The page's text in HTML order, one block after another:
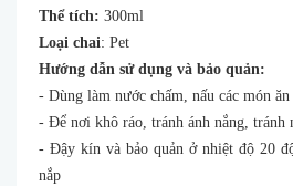
Thể tích: 300ml
Loại chai: Pet
Hướng dẫn sử dụng và bảo quản:
- Dùng làm nước chấm, nấu các món ăn
- Để nơi khô ráo, tránh ánh nắng, tránh
- Đậy kín và bảo quản ở nhiệt độ 20
nắp